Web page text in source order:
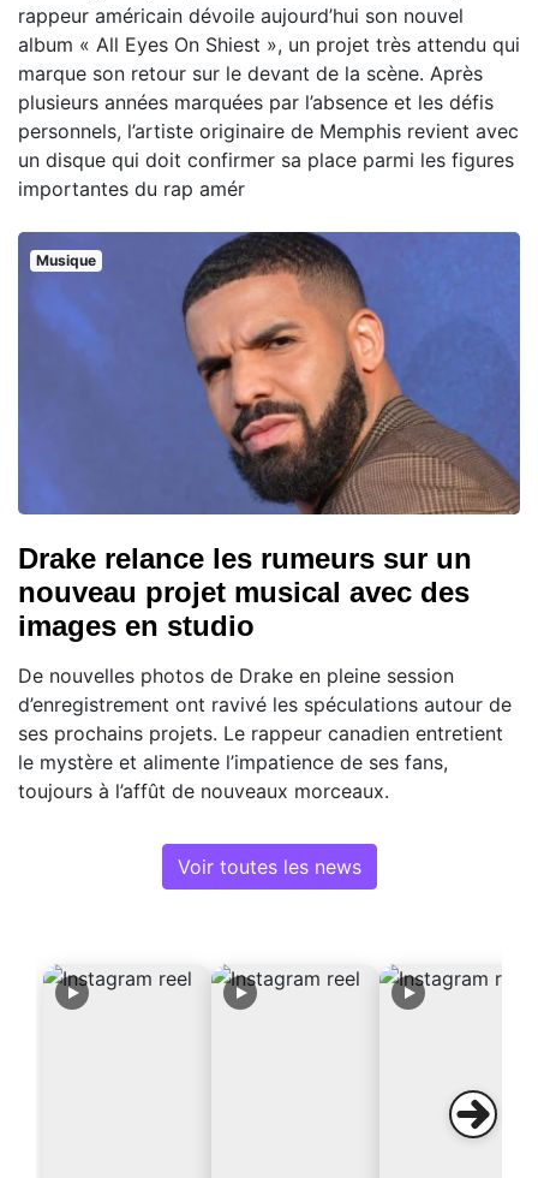
rappeur américain dévoile aujourd’hui son nouvel
album « All Eyes On Shiest », un projet très attendu qui
marque son retour sur le devant de la scène. Après
plusieurs années marquées par l’absence et les défis
personnels, l’artiste originaire de Memphis revient avec
un disque qui doit confirmer sa place parmi les figures
importantes du rap amér
Musique
Drake relance les rumeurs sur un
nouveau projet musical avec des
images en studio
De nouvelles photos de Drake en pleine session
d’enregistrement ont ravivé les spéculations autour de
ses prochains projets. Le rappeur canadien entretient
le mystère et alimente l’impatience de ses fans,
toujours à l’affût de nouveaux morceaux.
Voir toutes les news